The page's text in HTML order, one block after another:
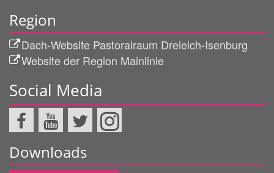
Region
Dach-Website Pastoralraum Dreieich-Isenburg
Website der Region Mainlinie
Social Media
Downloads